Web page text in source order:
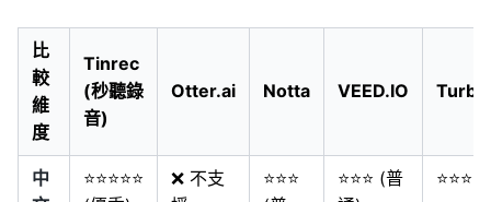
比
較
維
度
Tinrec
(秒聽錄
音)
Otter.ai Notta VEED.IO
中
⭐⭐⭐⭐⭐
❌ 不支
⭐⭐⭐
⭐⭐⭐ (普